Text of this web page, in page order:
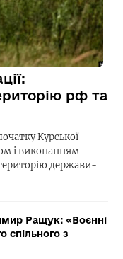
рф та
Курської
і виконанням
територію держави-
Ращук: «Воєнні
спільного з